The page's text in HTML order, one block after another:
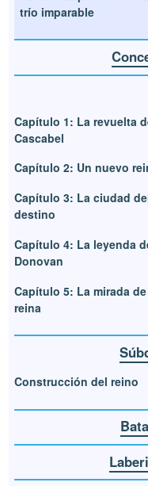
trío imparable
Capítulo 1: La revuelta
Cascabel
Capítulo 2: Un nuevo
Capítulo 3: La ciudad
destino
Capítulo 4: La leyenda
Donovan
Capítulo 5: La mirada
reina
Construcción del reino